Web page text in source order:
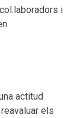
i
actitud
els